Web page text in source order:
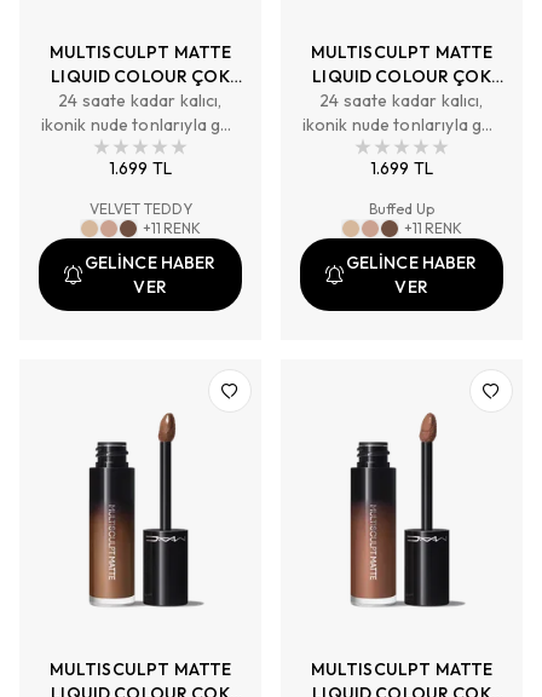
MULTISCULPT MATTE
LIQUID COLOUR ÇOK
AMAÇLI LİKİT MAT
KONTÜR VE GÖZ FARI
24 saate kadar kalıcı,
ikonik nude tonlarıyla göz
ve yüz hatlarını
şekillendiren, hafif ve
amaçlı mat likit far ve
kontür.
1.699 TL
VELVET TEDDY
+11 RENK
GELİNCE HABER
VER
MULTISCULPT MATTE
LIQUID COLOUR ÇOK
AMAÇLI LİKİT MAT
KONTÜR VE GÖZ FARI
24 saate kadar kalıcı,
ikonik nude tonlarıyla göz
ve yüz hatlarını
şekillendiren, hafif ve
amaçlı mat likit far ve
kontür.
1.699 TL
Buffed Up
+11 RENK
GELİNCE HABER
VER
MULTISCULPT MATTE
MULTISCULPT MATTE